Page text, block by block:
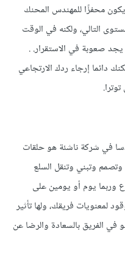
محفزًا للمهندس المحنك
التالي، ولكنه في الوقت
صعوبة في الاستقرار. .
دائما إرجاء ردك الارتجاعي
في شركة ناشئة هو حلقات
وتصمم وتبني وتنقل السلع
وربما يوم أو يومين على
لمعنويات فريقك، ولها تأثير
في الفريق بالسعادة والرضا عن